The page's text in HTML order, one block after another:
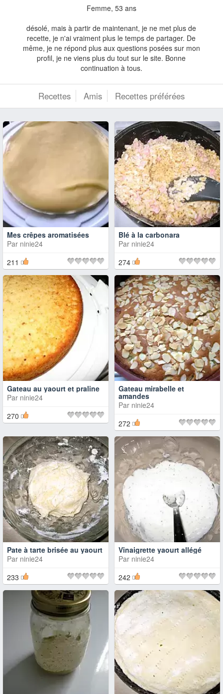
Femme, 53 ans
désolé, mais à partir de maintenant, je ne met plus de
recette, je n'ai vraiment plus le temps de partager. De
même, je ne répond plus aux questions posées sur mon
profil, je ne viens plus du tout sur le site. Bonne
continuation à tous.
Recettes Amis Recettes préférées
Mes crêpes aromatisées
Par ninie24
211
Blé à la carbonara
Par ninie24
274
Gateau au yaourt et praline
Par ninie24
270
Gateau mirabelle et
amandes
Par ninie24
272
Pate à tarte brisée au yaourt
Par ninie24
233
Vinaigrette yaourt allégé
Par ninie24
242